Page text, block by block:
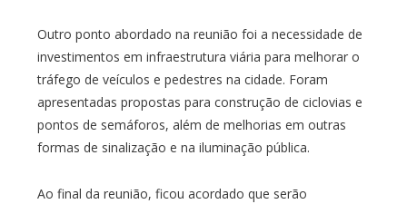
Outro ponto abordado na reunião foi a necessidade de
investimentos em infraestrutura viária para melhorar o
tráfego de veículos e pedestres na cidade. Foram
apresentadas propostas para construção de ciclovias e
pontos de semáforos, além de melhorias em outras
formas de sinalização e na iluminação pública.
Ao final da reunião, ficou acordado que serão